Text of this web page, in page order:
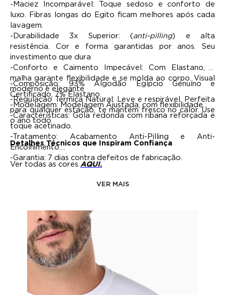
-Maciez Incomparável: Toque sedoso e conforto de
luxo. Fibras longas do Egito ficam melhores após cada
lavagem.
-Durabilidade 3x Superior: (anti-pilling) e alta
resistência. Cor e forma garantidas por anos. Seu
investimento que dura
-Conforto e Caimento Impecável: Com Elastano, a
malha garante flexibilidade e se molda ao corpo. Visual
moderno e elegante
-Regulação Térmica Natural: Leve e respirável. Perfeita
para qualquer estação, te mantém fresco no calor. Use
o ano todo
Detalhes Técnicos que Inspiram Confiança
-Composição: 93% Algodão Egípcio Genuíno e
Certificado, 7% Elastano.
-Modelagem: Modelagem Ajustada, com flexibilidade.
-Características: Gola redonda com ribana reforçada e
toque acetinado.
-Tratamento: Acabamento Anti-Pilling e Anti-
Encolhimento.
-Garantia: 7 dias contra defeitos de fabricação.
Ver todas as cores AQUI.
VER MAIS